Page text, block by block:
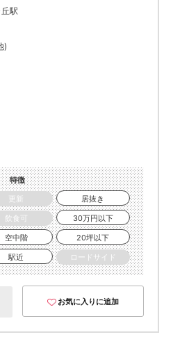
駅
)
特徴
更新
居抜き
飲食可
30万円以下
空中階
20坪以下
駅近 ロードサイド
お気に入りに追加